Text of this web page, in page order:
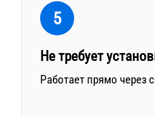
5
Не требует
Работает прямо через